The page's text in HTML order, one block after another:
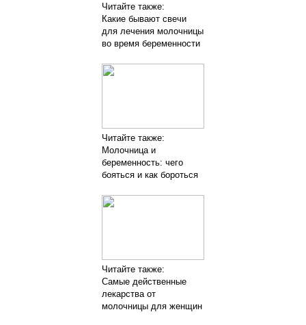
Читайте также:
Какие бывают свечи
для лечения молочницы
во время беременности
Читайте также:
Молочница и
беременность: чего
бояться и как бороться
Читайте также:
Самые действенные
лекарства от
молочницы для женщин